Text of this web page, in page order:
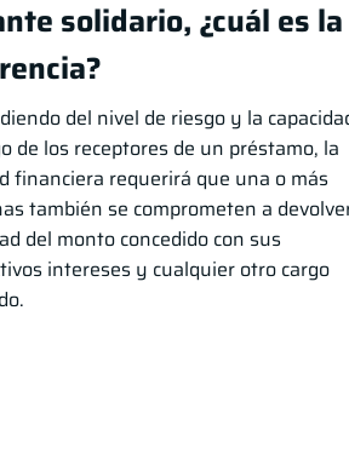
solidario, ¿cuál es la
del nivel de riesgo y la
de los receptores de un préstamo, la
financiera requerirá que una o más
también se comprometen a
del monto concedido con sus
intereses y cualquier otro cargo